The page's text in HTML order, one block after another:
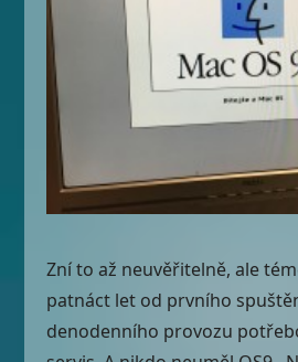
Zní to až neuvěřitelně, ale
patnáct let od prvního
denodenního provozu